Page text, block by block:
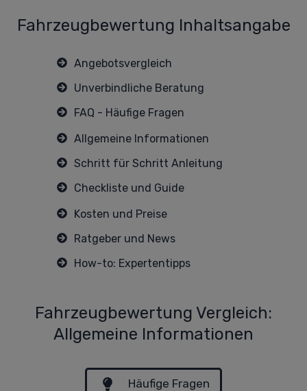
Fahrzeugbewertung Inhaltsangabe
Angebotsvergleich
Unverbindliche Beratung
FAQ - Häufige Fragen
Allgemeine Informationen
Schritt für Schritt Anleitung
Checkliste und Guide
Kosten und Preise
Ratgeber und News
How-to: Expertentipps
Fahrzeugbewertung Vergleich:
Allgemeine Informationen
Häufige Fragen